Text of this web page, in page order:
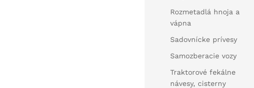
Rozmetadlá hnoja a
vápna
Sadovnícke prívesy
Samozberacie vozy
Traktorové fekálne
návesy, cisterny